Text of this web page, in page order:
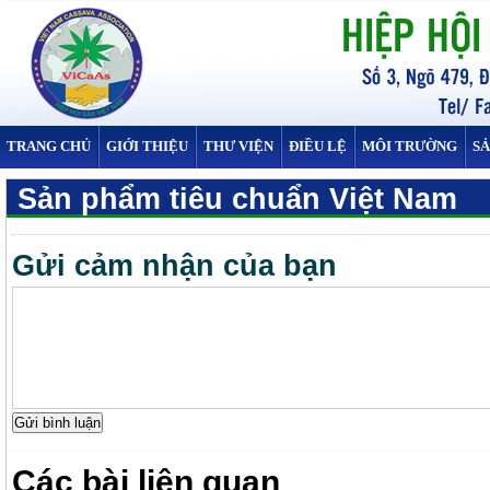
TRANG CHỦ GIỚI THIỆU THƯ VIỆN ĐIỀU LỆ MÔI TRƯỜNG
Sản phẩm tiêu chuẩn Việt Nam
Gửi cảm nhận của bạn
Các bài liên quan